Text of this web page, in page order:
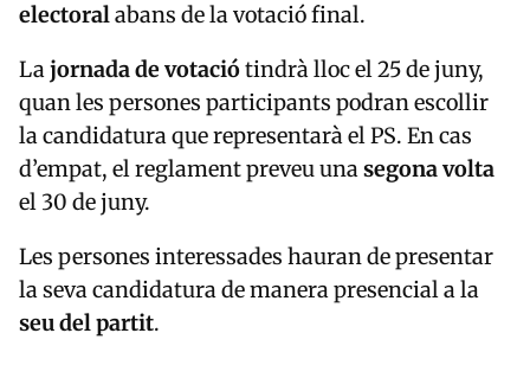
electoralabans de la votació final.
Lajornada de votaciótindrà lloc el 25 de juny,
quan les persones participants podran escollir
la candidatura que representarà el PS. En cas
d’empat, el reglament preveu unasegona volta
el 30 de juny.
Les persones interessades hauran de presentar
la seva candidatura de manera presencial a la
seu del partit.